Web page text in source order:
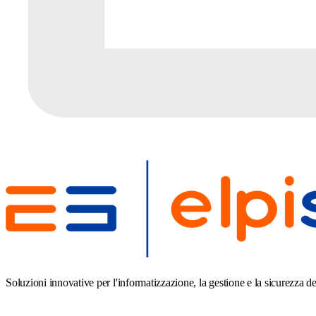
Soluzioni innovative per l'informatizzazione, la gestione e la sicurezza